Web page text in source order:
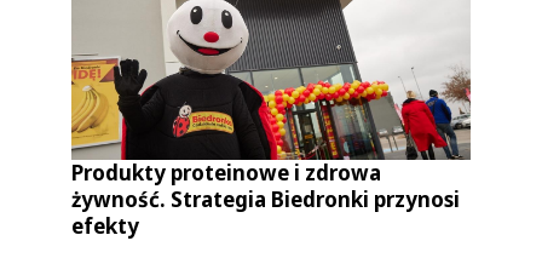
Produkty proteinowe i zdrowa
żywność. Strategia Biedronki przynosi
efekty